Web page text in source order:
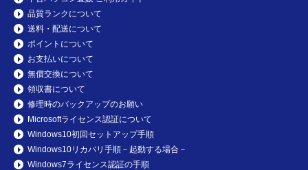
品質ランクについて
送料・配送について
ポイントについて
お支払いについて
無償交換について
領収書について
修理時のバックアップのお願い
Microsoftライセンス認証について
Windows10初回セットアップ手順
Windows10リカバリ手順－起動する場合－
Windows7ライセンス認証の手順